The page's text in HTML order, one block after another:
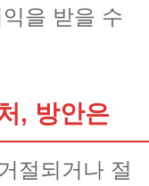
을 받을 수
, 방안은
절되거나 절